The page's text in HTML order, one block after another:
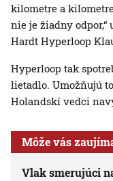
kilometre a
nie je žiadny
Hardt Hyperloop
Hyperloop tak
lietadlo. Umožňujú
Holandskí vedci
Môže vás
Vlak smerujúci